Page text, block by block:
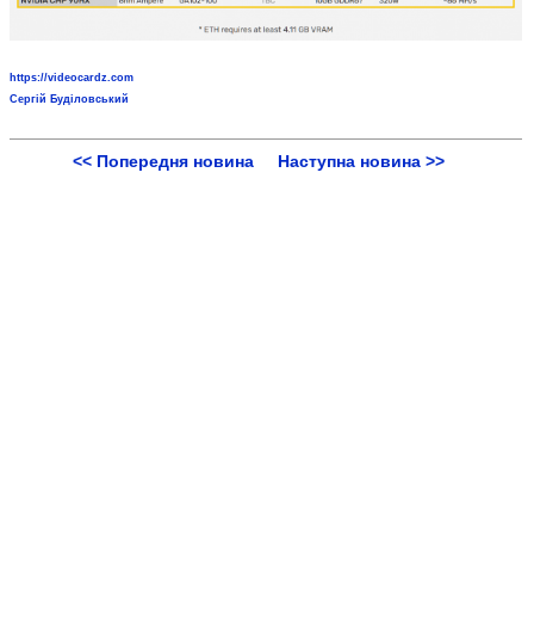
https://videocardz.com
Сергій Буділовський
<< Попередня новина Наступна новина >>